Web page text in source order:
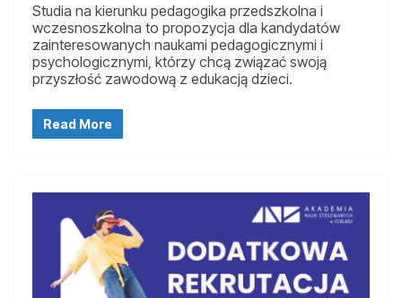
Studia na kierunku pedagogika przedszkolna i
wczesnoszkolna to propozycja dla kandydatów
zainteresowanych naukami pedagogicznymi i
psychologicznymi, którzy chcą związać swoją
przyszłość zawodową z edukacją dzieci.
Read More